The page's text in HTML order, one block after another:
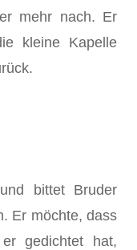
mehr nach. Er
kleine Kapelle
bittet Bruder
Er möchte, dass
gedichtet hat,